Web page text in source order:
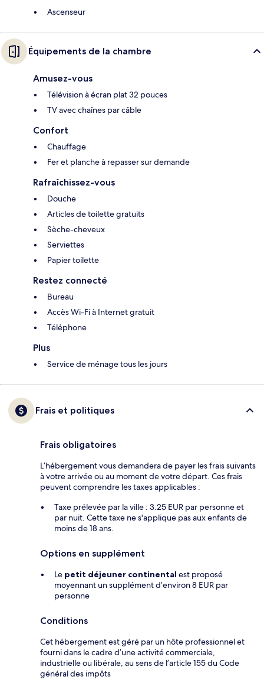
Ascenseur
Équipements de la chambre
Amusez-vous
Télévision à écran plat 32 pouces
TV avec chaînes par câble
Confort
Chauffage
Fer et planche à repasser sur demande
Rafraîchissez-vous
Douche
Articles de toilette gratuits
Sèche-cheveux
Serviettes
Papier toilette
Restez connecté
Bureau
Accès Wi-Fi à Internet gratuit
Téléphone
Plus
Service de ménage tous les jours
Frais et politiques
Frais obligatoires
L’hébergement vous demandera de payer les frais suivants
à votre arrivée ou au moment de votre départ. Ces frais
peuvent comprendre les taxes applicables :
Taxe prélevée par la ville : 3.25 EUR par personne et
par nuit. Cette taxe ne s'applique pas aux enfants de
moins de 18 ans.
Options en supplément
Le petit déjeuner continental est proposé
moyennant un supplément d’environ 8 EUR par
personne
Conditions
Cet hébergement est géré par un hôte professionnel et
fourni dans le cadre d’une activité commerciale,
industrielle ou libérale, au sens de l’article 155 du Code
général des impôts